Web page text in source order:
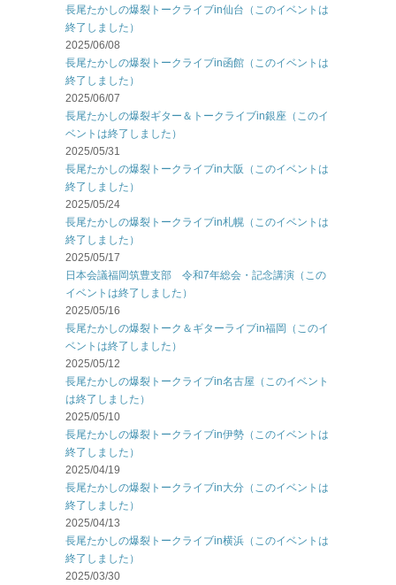
長尾たかしの爆裂トークライブin仙台（このイベントは
終了しました）
2025/06/08
長尾たかしの爆裂トークライブin函館（このイベントは
終了しました）
2025/06/07
長尾たかしの爆裂ギター＆トークライブin銀座（このイ
ベントは終了しました）
2025/05/31
長尾たかしの爆裂トークライブin大阪（このイベントは
終了しました）
2025/05/24
長尾たかしの爆裂トークライブin札幌（このイベントは
終了しました）
2025/05/17
日本会議福岡筑豊支部 令和7年総会・記念講演（この
イベントは終了しました）
2025/05/16
長尾たかしの爆裂トーク＆ギターライブin福岡（このイ
ベントは終了しました）
2025/05/12
長尾たかしの爆裂トークライブin名古屋（このイベント
は終了しました）
2025/05/10
長尾たかしの爆裂トークライブin伊勢（このイベントは
終了しました）
2025/04/19
長尾たかしの爆裂トークライブin大分（このイベントは
終了しました）
2025/04/13
長尾たかしの爆裂トークライブin横浜（このイベントは
終了しました）
2025/03/30